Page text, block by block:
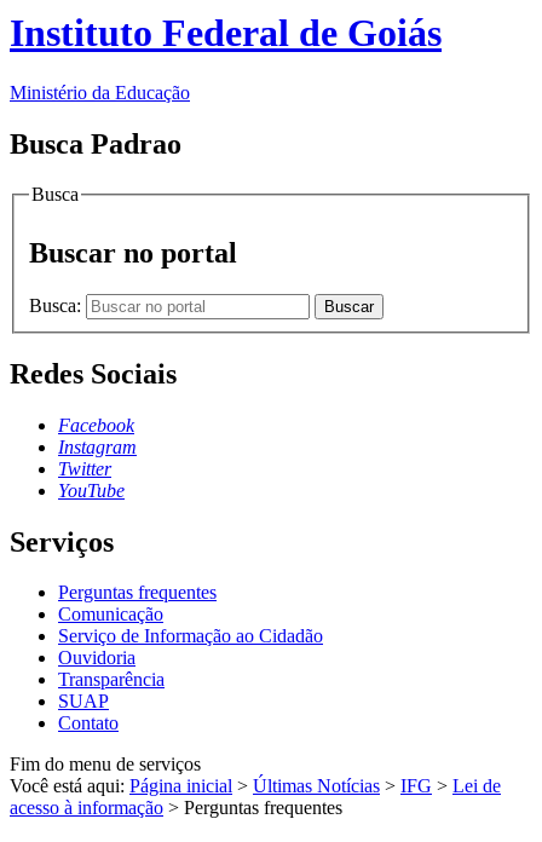
Instituto Federal de Goiás
Ministério da Educação
Busca Padrao
Busca
Buscar no portal
Busca: Buscar
Redes Sociais
Facebook
Instagram
Twitter
YouTube
Serviços
Perguntas frequentes
Comunicação
Serviço de Informação ao Cidadão
Ouvidoria
Transparência
SUAP
Contato
Fim do menu de serviços
Você está aqui: Página inicial > Últimas Notícias > IFG > Lei de
acesso à informação > Perguntas frequentes